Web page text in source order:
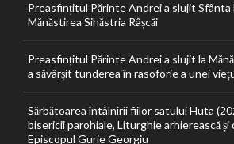
Preasfințitul Părinte Andrei a slujit Sfânta
Mănăstirea Sihăstria Râșcăi
Preasfințitul Părinte Andrei a slujit la
a săvârșit tunderea în rasoforie a unei
Sărbătoarea întâlnirii fiilor satului Huta
bisericii parohiale, Liturghie arhierească
Episcopul Gurie Georgiu